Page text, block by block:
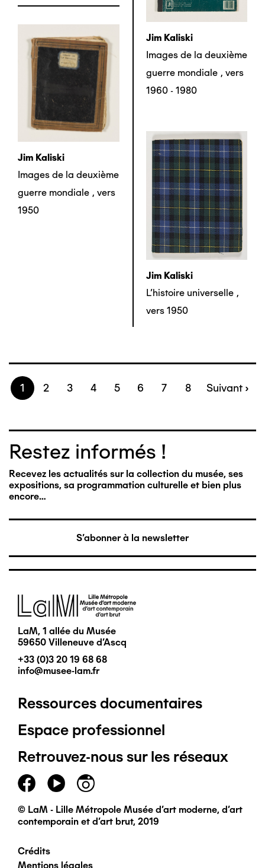
Jim Kaliski
Images de la deuxième
guerre mondiale , vers
1960 - 1980
Jim Kaliski
Images de la deuxième
guerre mondiale , vers
1950
Jim Kaliski
L’histoire universelle ,
vers 1950
Pagination
Page
1 Page
2 Page
3 Page
4 Page
5 Page
6 Page
7 Page
8
Page
Suivant ›
Restez informés !
Recevez les actualités sur la collection du musée, ses
expositions, sa programmation culturelle et bien plus
encore…
S'abonner à la newsletter
Image
LaM, 1 allée du Musée
59650 Villeneuve d'Ascq
+33 (0)3 20 19 68 68
info@musee-lam.fr
Pied
de
page
principal
Ressources documentaires
Espace professionnel
Retrouvez-nous sur les réseaux
© LaM - Lille Métropole Musée d'art moderne, d'art
contemporain et d'art brut, 2019
Pied
Crédits
Mentions légales